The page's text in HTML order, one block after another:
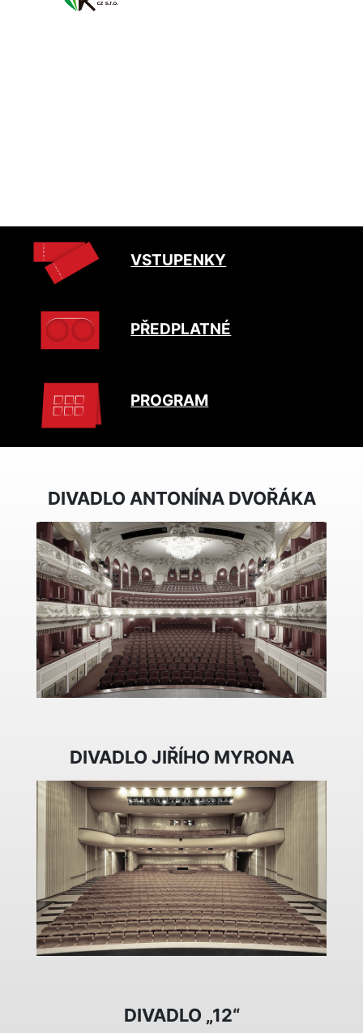
VSTUPENKY
PŘEDPLATNÉ
PROGRAM
DIVADLO ANTONÍNA DVOŘÁKA
DIVADLO JIŘÍHO MYRONA
DIVADLO „12“